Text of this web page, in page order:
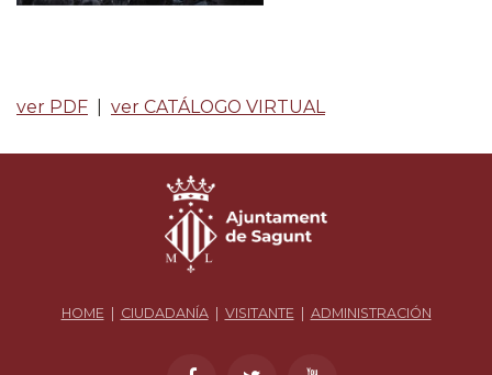
ver PDF ver CATÁLOGO VIRTUAL
HOME | CIUDADANÍA| VISITANTE | ADMINISTRACIÓN